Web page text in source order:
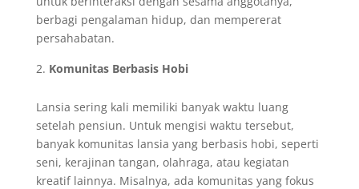
berbagi pengalaman hidup, dan mempererat
persahabatan.
Komunitas Berbasis Hobi
Lansia sering kali memiliki banyak waktu luang
setelah pensiun. Untuk mengisi waktu tersebut,
banyak komunitas lansia yang berbasis hobi, seperti
seni, kerajinan tangan, olahraga, atau kegiatan
kreatif lainnya. Misalnya, ada komunitas yang fokus